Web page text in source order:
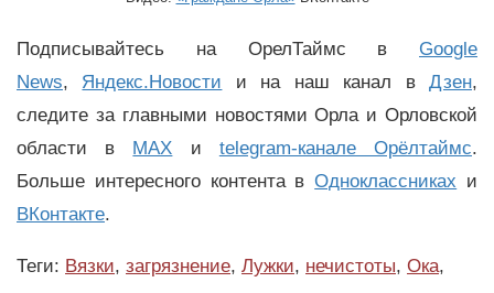
Подписывайтесь на ОрелТаймс в Google
News, Яндекс.Новости и на наш канал вДзен,
следите за главными новостями Орла и Орловской
области в MAX и telegram-канале Орёлтаймс.
Больше интересного контента вОдноклассниках и
ВКонтакте.
Теги: Вязки, загрязнение, Лужки, нечистоты, Ока,